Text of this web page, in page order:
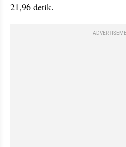
21,96 detik.